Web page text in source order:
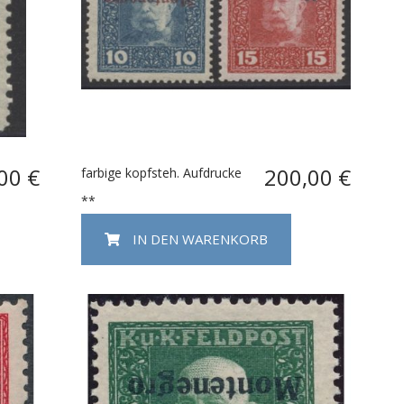
€ farbige kopfsteh. Aufdrucke 200,00 €
**
IN DEN WARENKORB